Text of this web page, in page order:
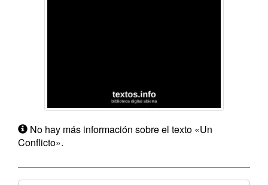
No hay más información sobre el texto «Un
Conflicto».